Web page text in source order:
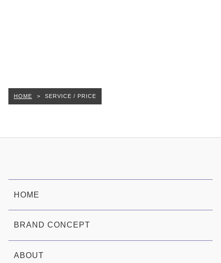
HOME > SERVICE / PRICE
HOME
BRAND CONCEPT
ABOUT